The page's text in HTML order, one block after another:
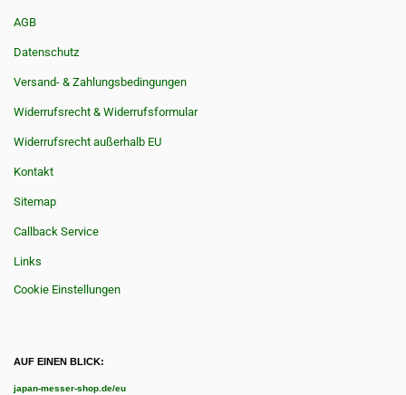
AGB
Datenschutz
Versand- & Zahlungsbedingungen
Widerrufsrecht & Widerrufsformular
Widerrufsrecht außerhalb EU
Kontakt
Sitemap
Callback Service
Links
Cookie Einstellungen
AUF EINEN BLICK:
japan-messer-shop.de/eu